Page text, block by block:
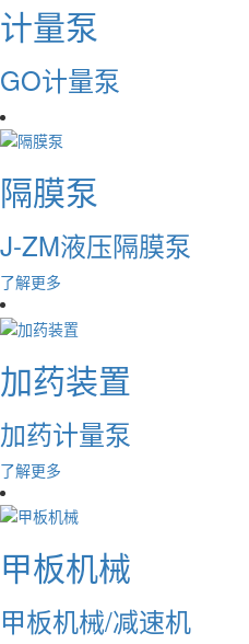
计量泵
GO计量泵
隔膜泵
J-ZM液压隔膜泵
了解更多
加药装置
加药计量泵
了解更多
甲板机械
甲板机械/减速机